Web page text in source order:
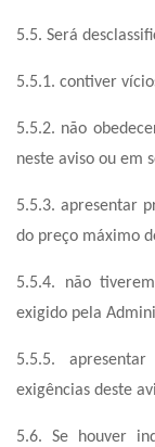
5.5. Será
5.5.1. contiver
5.5.2. não
neste aviso ou em
5.5.3. apresentar
do preço máximo
5.5.4. não
exigido pela
5.5.5.
exigências deste
5.6. Se houver